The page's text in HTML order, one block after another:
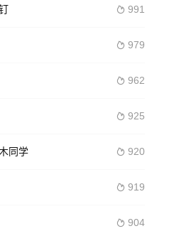
 991
 979
 962
 925
 920
同学
 919
 904